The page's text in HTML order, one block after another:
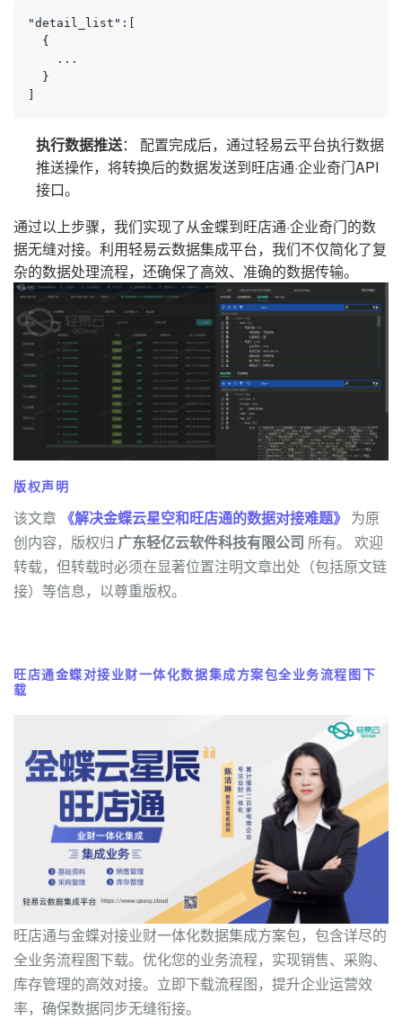
"detail_list":[
  {
    ...
  }
]
执行数据推送： 配置完成后，通过轻易云平台执行数据
推送操作，将转换后的数据发送到旺店通·企业奇门API
接口。
通过以上步骤，我们实现了从金蝶到旺店通·企业奇门的数
据无缝对接。利用轻易云数据集成平台，我们不仅简化了复
杂的数据处理流程，还确保了高效、准确的数据传输。
版权声明
该文章 《解决金蝶云星空和旺店通的数据对接难题》 为原
创内容，版权归 广东轻亿云软件科技有限公司 所有。 欢迎
转载，但转载时必须在显著位置注明文章出处（包括原文链
接）等信息，以尊重版权。
旺店通金蝶对接业财一体化数据集成方案包全业务流程图下
载
旺店通与金蝶对接业财一体化数据集成方案包，包含详尽的
全业务流程图下载。优化您的业务流程，实现销售、采购、
库存管理的高效对接。立即下载流程图，提升企业运营效
率，确保数据同步无缝衔接。